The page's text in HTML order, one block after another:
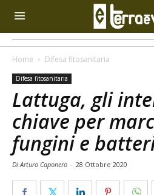
Home Difesa fitosanitaria
Difesa fitosanitaria
Lattuga, gli
chiave per
fungini e
Di Arturo Caponero - 28 Ottobre 2020